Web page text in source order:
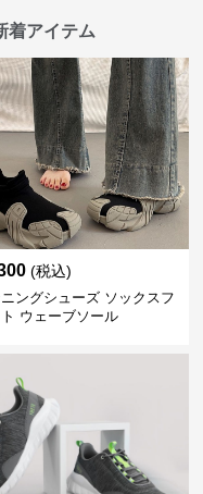
着アイテム
(税込)
ングシューズ ソックスフ
ト ウェーブソール